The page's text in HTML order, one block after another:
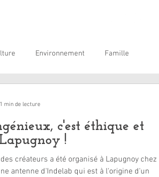
Environnement Famille
c'est éthique et
!
créateurs a été organisé à Lapugnoy chez
antenne d'Indelab qui est à l'origine d'un
1 min de lecture